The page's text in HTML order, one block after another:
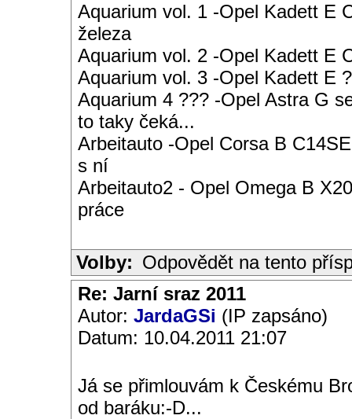
Aquarium vol. 1 -Opel Kadett E
železa
Aquarium vol. 2 -Opel Kadett E
Aquarium vol. 3 -Opel Kadett E
Aquarium 4 ??? -Opel Astra G
to taky čeká...
Arbeitauto -Opel Corsa B
s ní
Arbeitauto2 - Opel Omega B
práce
Volby: Odpovědět na tento
Re: Jarní sraz 2011
Autor: JardaGSi (IP zapsáno)
Datum: 10.04.2011 21:07
Já se přimlouvám k Českému
od baráku:-D...